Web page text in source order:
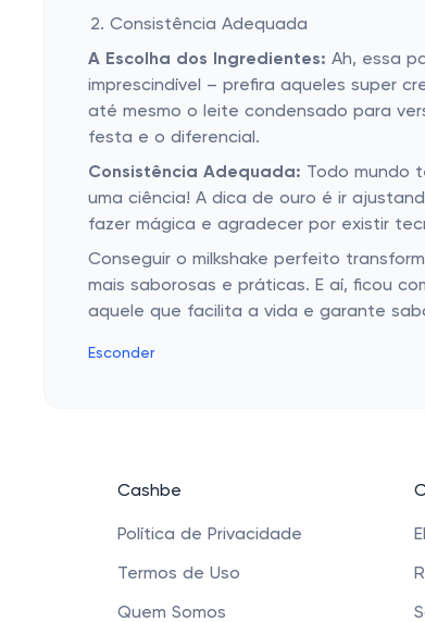
Consistência Adequada
A Escolha dos Ingredientes: Ah, essa
imprescindível – prefira aqueles super
até mesmo o leite condensado para
festa e o diferencial.
Consistência Adequada: Todo mundo
uma ciência! A dica de ouro é ir
fazer mágica e agradecer por existir
Conseguir o milkshake perfeito
mais saborosas e práticas. E aí, ficou
aquele que facilita a vida e garante
Esconder
Cashbe
Política de Privacidade
Termos de Uso
Quem Somos